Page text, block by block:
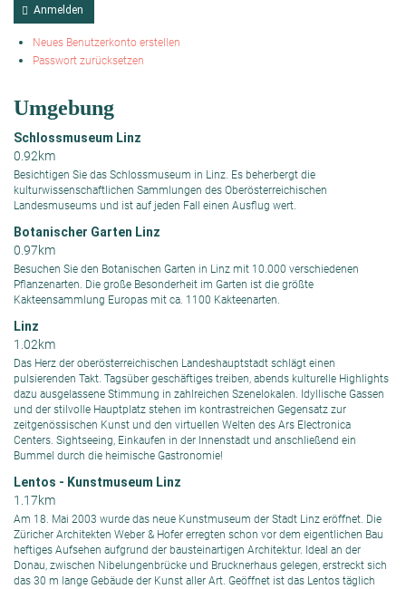
Anmelden
Neues Benutzerkonto erstellen
Passwort zurücksetzen
Umgebung
Schlossmuseum Linz
0.92km
Besichtigen Sie das Schlossmuseum in Linz. Es beherbergt die
kulturwissenschaftlichen Sammlungen des Oberösterreichischen
Landesmuseums und ist auf jeden Fall einen Ausflug wert.
Botanischer Garten Linz
0.97km
Besuchen Sie den Botanischen Garten in Linz mit 10.000 verschiedenen
Pflanzenarten. Die große Besonderheit im Garten ist die größte
Kakteensammlung Europas mit ca. 1100 Kakteenarten.
Linz
1.02km
Das Herz der oberösterreichischen Landeshauptstadt schlägt einen
pulsierenden Takt. Tagsüber geschäftiges treiben, abends kulturelle Highlights
dazu ausgelassene Stimmung in zahlreichen Szenelokalen. Idyllische Gassen
und der stilvolle Hauptplatz stehen im kontrastreichen Gegensatz zur
zeitgenössischen Kunst und den virtuellen Welten des Ars Electronica
Centers. Sightseeing, Einkaufen in der Innenstadt und anschließend ein
Bummel durch die heimische Gastronomie!
Lentos - Kunstmuseum Linz
1.17km
Am 18. Mai 2003 wurde das neue Kunstmuseum der Stadt Linz eröffnet. Die
Züricher Architekten Weber & Hofer erregten schon vor dem eigentlichen Bau
heftiges Aufsehen aufgrund der bausteinartigen Architektur. Ideal an der
Donau, zwischen Nibelungenbrücke und Brucknerhaus gelegen, erstreckt sich
das 30 m lange Gebäude der Kunst aller Art. Geöffnet ist das Lentos täglich